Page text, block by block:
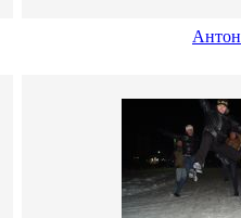
Антон